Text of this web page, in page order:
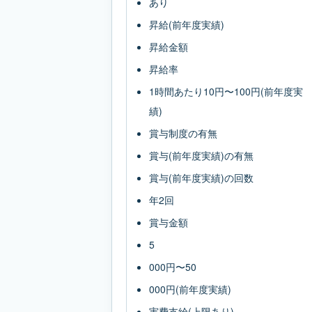
昇給(前年度実績)
昇給金額
昇給率
1時間あたり10円〜100円(前年度実
績)
賞与制度の有無
賞与(前年度実績)の有無
賞与(前年度実績)の回数
年2回
賞与金額
5
000円〜50
000円(前年度実績)